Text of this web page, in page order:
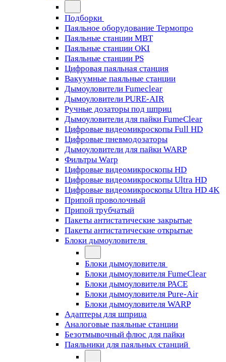
Подборки
Паяльное оборудование Термопро
Паяльные станции MBT
Паяльные станции OKI
Паяльные станции PS
Цифровая паяльная станция
Вакуумные паяльные станции
Дымоуловители Fumeclear
Дымоуловители PURE-AIR
Ручные дозаторы под шприц
Дымоуловители для пайки FumeClear
Цифровые видеомикроскопы Full HD
Цифровые пневмодозаторы
Дымоуловители для пайки WARP
Фильтры Warp
Цифровые видеомикроскопы HD
Цифровые видеомикроскопы Ultra HD
Цифровые видеомикроскопы Ultra HD 4K
Припой проволочный
Припой трубчатый
Пакеты антистатические закрытые
Пакеты антистатические открытые
Блоки дымоуловителя
Блоки дымоуловителя
Блоки дымоуловителя FumeClear
Блоки дымоуловителя PACE
Блоки дымоуловителя Pure-Air
Блоки дымоуловителя WARP
Адаптеры для шприца
Аналоговые паяльные станции
Безотмывочный флюс для пайки
Паяльники для паяльных станций